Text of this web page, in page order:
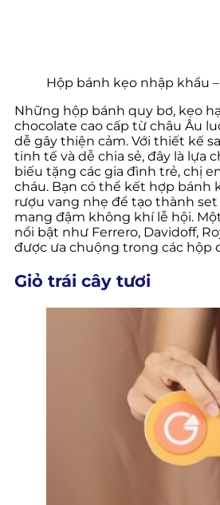
Hộp bánh kẹo nhập khẩu
Những hộp bánh quy bơ, kẹo
chocolate cao cấp từ châu Âu
dễ gây thiện cảm. Với thiết kế
tinh tế và dễ chia sẻ, đây là lựa
biếu tặng các gia đình trẻ, chị
cháu. Bạn có thể kết hợp bánh
rượu vang nhẹ để tạo thành set
mang đậm không khí lễ hội.
nổi bật như Ferrero, Davidoff,
được ưa chuộng trong các hộp
Giỏ trái cây tươi